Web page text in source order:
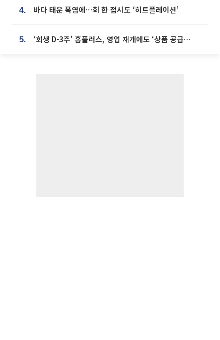
4. 바다 태운 폭염에…회 한 접시도 ‘히트플레이션’
5. ‘회생 D-3주’ 홈플러스, 영업 재개에도 ‘상품 공급망’ 복구가 생존 관건